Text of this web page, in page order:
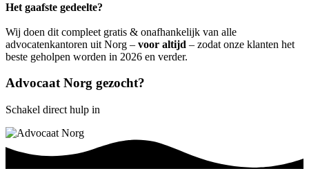
Het gaafste gedeelte?
Wij doen dit compleet gratis & onafhankelijk van alle
advocatenkantoren uit Norg – voor altijd – zodat onze klanten het
beste geholpen worden in 2026 en verder.
Advocaat Norg gezocht?
Schakel direct hulp in